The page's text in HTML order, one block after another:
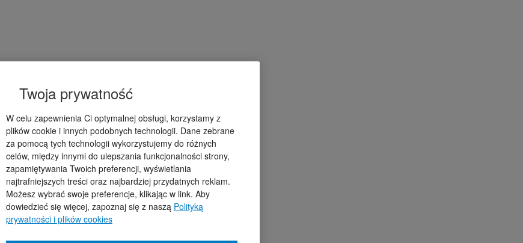
Twoja prywatność
W celu zapewnienia Ci optymalnej obsługi, korzystamy z
plików cookie i innych podobnych technologii. Dane zebrane
za pomocą tych technologii wykorzystujemy do różnych
celów, między innymi do ulepszania funkcjonalności strony,
zapamiętywania Twoich preferencji, wyświetlania
najtrafniejszych treści oraz najbardziej przydatnych reklam.
Możesz wybrać swoje preferencje, klikając w link. Aby
dowiedzieć się więcej, zapoznaj się z naszą Polityką
prywatności i plików cookies